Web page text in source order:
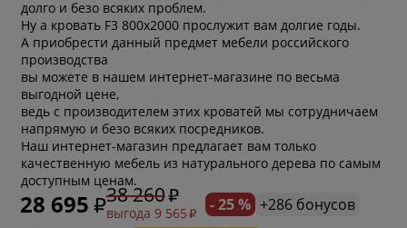
долго и безо всяких проблем.
Ну а кровать F3 800х2000 прослужит вам долгие годы.
А приобрести данный предмет мебели российского
производства
вы можете в нашем интернет-магазине по весьма
выгодной цене,
ведь с производителем этих кроватей мы сотрудничаем
напрямую и безо всяких посредников.
Наш интернет-магазин предлагает вам только
качественную мебель из натурального дерева по самым
доступным ценам.
28 695 38 260
выгода 9 565 - 25 % +286 бонусов
* обязательное поле